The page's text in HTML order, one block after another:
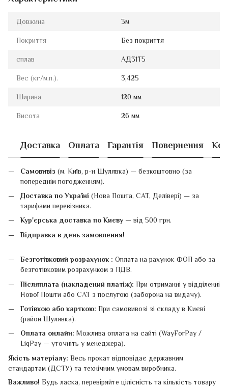
Довжина 3м
Покриття Без покриття
сплав АД31Т5
Вес (кг/м.п.). 3,425
Ширина 120 мм
Висота 26 мм
Доставка Оплата Гарантія Повернення
Самовивіз (м. Київ, р-н Шулявка) — безкоштовно (за
попереднім погодженням).
Доставка по Україні (Нова Пошта, САТ, Делівері) — за
тарифами перевізника.
Кур'єрська доставка по Києву — від 500 грн.
Відправка в день замовлення!
Безготівковий розрахунок : Оплата на рахунок ФОП або за
безготівковим розрахунком з ПДВ.
Післяплата (накладений платіж): При отриманні у відділенні
Нової Пошти або САТ з послугою (заборона на видачу).
Готівкою або карткою: При самовивозі зі складу в Києві
(район Шулявка).
Оплата онлайн: Можлива оплата на сайті (WayForPay /
LiqPay — уточніть у менеджера).
Якість матеріалу: Весь прокат відповідає державним
стандартам (ДСТУ) та технічним умовам виробника.
Важливо! Будь ласка, перевіряйте цілісність та кількість товару